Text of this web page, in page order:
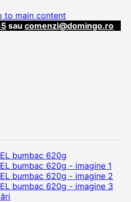
to main content
sau comenzi@domingo.ro